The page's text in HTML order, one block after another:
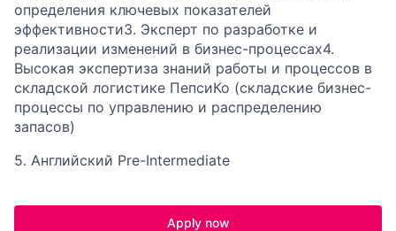
определения ключевых показателей
эффективности3. Эксперт по разработке и
реализации изменений в бизнес-процессах4.
Высокая экспертиза знаний работы и процессов в
складской логистике ПепсиКо (складские бизнес-
процессы по управлению и распределению
запасов)
5. Английский Pre-Intermediate
Apply now